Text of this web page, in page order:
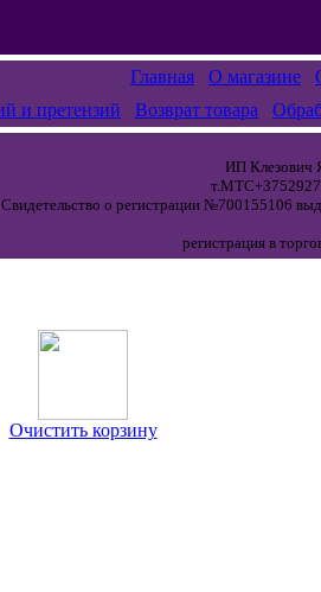
Главная О магазине
и претензий
Возврат товара
ИП Клезович
Свидетельство о регистрации №700155106
регистрация в
Очистить корзину